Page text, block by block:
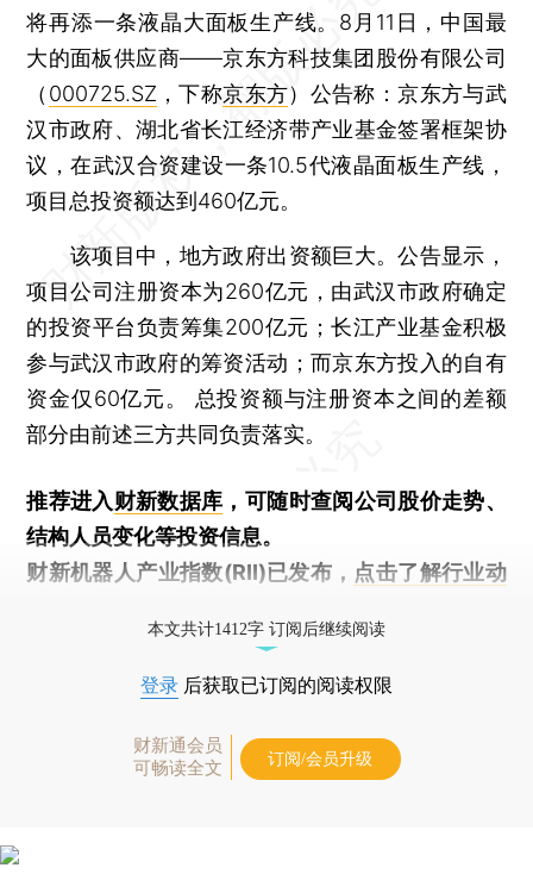
将再添一条液晶大面板生产线。8月11日，中国最
大的面板供应商——京东方科技集团股份有限公司
（ 000725.SZ ，下称京东方）公告称：京东方与武
汉市政府、湖北省长江经济带产业基金签署框架协
议，在武汉合资建设一条10.5代液晶面板生产线，
项目总投资额达到460亿元。
该项目中，地方政府出资额巨大。公告显示，
项目公司注册资本为260亿元，由武汉市政府确定
的投资平台负责筹集200亿元；长江产业基金积极
参与武汉市政府的筹资活动；而京东方投入的自有
资金仅60亿元。 总投资额与注册资本之间的差额
部分由前述三方共同负责落实。
推荐进入财新数据库 ，可随时查阅公司股价走势、
结构人员变化等投资信息。
财新机器人产业指数(RII)已发布， 点击了解行业动
本文共计1412字 订阅后继续阅读
登录 后获取已订阅的阅读权限
财新通会员
可畅读全文
订阅/会员升级